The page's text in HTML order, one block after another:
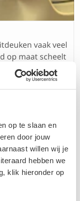
op te slaan en
door jouw
willen wij je
hebben we
klik hieronder op
vaak veel
op maat scheelt
van de